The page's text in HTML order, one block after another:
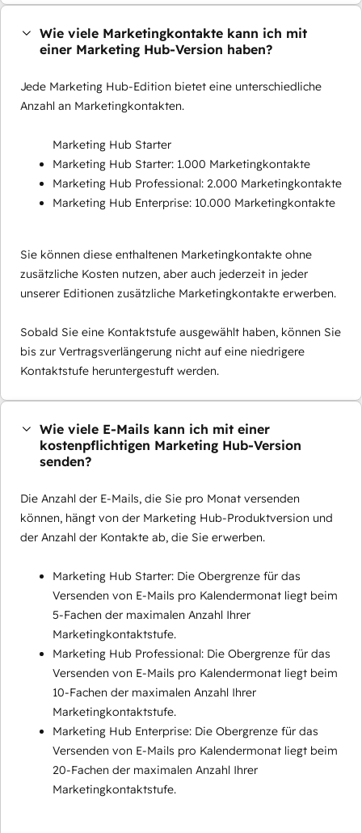
Wie viele Marketingkontakte kann ich mit
einer Marketing Hub-Version haben?
Jede Marketing Hub-Edition bietet eine unterschiedliche
Anzahl an Marketingkontakten.
Marketing Hub Starter
Marketing Hub Starter: 1.000 Marketingkontakte
Marketing Hub Professional: 2.000 Marketingkontakte
Marketing Hub Enterprise: 10.000 Marketingkontakte
Sie können diese enthaltenen Marketingkontakte ohne
zusätzliche Kosten nutzen, aber auch jederzeit in jeder
unserer Editionen zusätzliche Marketingkontakte erwerben.
Sobald Sie eine Kontaktstufe ausgewählt haben, können Sie
bis zur Vertragsverlängerung nicht auf eine niedrigere
Kontaktstufe heruntergestuft werden.
Wie viele E-Mails kann ich mit einer
kostenpflichtigen Marketing Hub-Version
senden?
Die Anzahl der E-Mails, die Sie pro Monat versenden
können, hängt von der Marketing Hub-Produktversion und
der Anzahl der Kontakte ab, die Sie erwerben.
Marketing Hub Starter: Die Obergrenze für das
Versenden von E-Mails pro Kalendermonat liegt beim
5-Fachen der maximalen Anzahl Ihrer
Marketingkontaktstufe.
Marketing Hub Professional: Die Obergrenze für das
Versenden von E-Mails pro Kalendermonat liegt beim
10-Fachen der maximalen Anzahl Ihrer
Marketingkontaktstufe.
Marketing Hub Enterprise: Die Obergrenze für das
Versenden von E-Mails pro Kalendermonat liegt beim
20-Fachen der maximalen Anzahl Ihrer
Marketingkontaktstufe.